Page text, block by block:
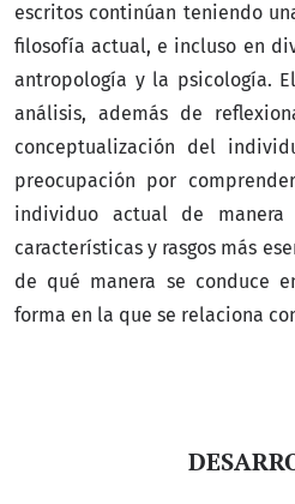
escritos continúan teniendo
filosofía actual, e incluso en
antropología y la psicología.
análisis, además de
conceptualización del
preocupación por
individuo actual de
características y rasgos más
de qué manera se conduce
forma en la que se relaciona